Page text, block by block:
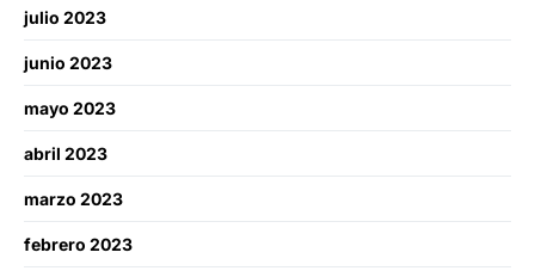
julio 2023
junio 2023
mayo 2023
abril 2023
marzo 2023
febrero 2023